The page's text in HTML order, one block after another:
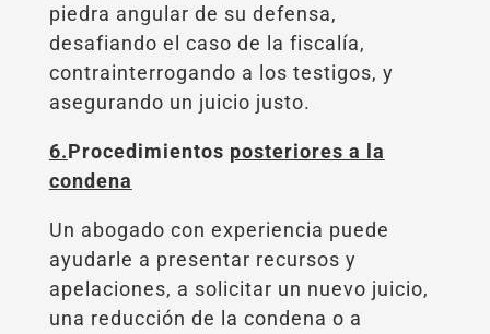
piedra angular de su defensa,
desafiando el caso de la fiscalía,
contrainterrogando a los testigos, y
asegurando un juicio justo.
6.Procedimientos posteriores a la
condena
Un abogado con experiencia puede
ayudarle a presentar recursos y
apelaciones, a solicitar un nuevo juicio,
una reducción de la condena o a